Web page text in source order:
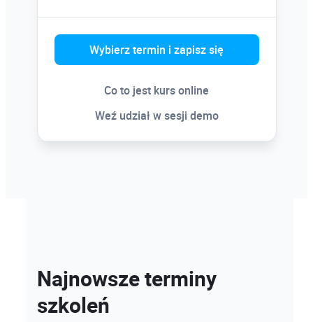
Wybierz termin i zapisz się
Co to jest kurs online
Weź udział w sesji demo
Najnowsze terminy
szkoleń